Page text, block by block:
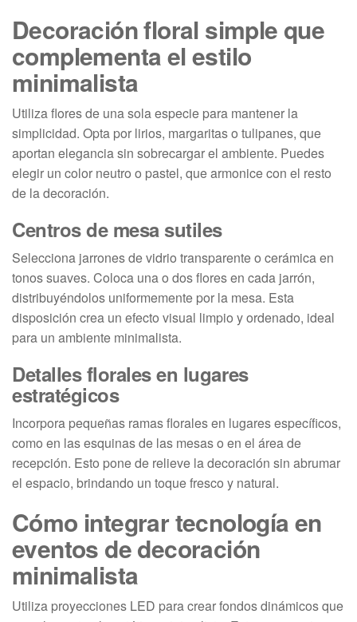
Decoración floral simple que
complementa el estilo
minimalista
Utiliza flores de una sola especie para mantener la
simplicidad. Opta por lirios, margaritas o tulipanes, que
aportan elegancia sin sobrecargar el ambiente. Puedes
elegir un color neutro o pastel, que armonice con el resto
de la decoración.
Centros de mesa sutiles
Selecciona jarrones de vidrio transparente o cerámica en
tonos suaves. Coloca una o dos flores en cada jarrón,
distribuyéndolos uniformemente por la mesa. Esta
disposición crea un efecto visual limpio y ordenado, ideal
para un ambiente minimalista.
Detalles florales en lugares
estratégicos
Incorpora pequeñas ramas florales en lugares específicos,
como en las esquinas de las mesas o en el área de
recepción. Esto pone de relieve la decoración sin abrumar
el espacio, brindando un toque fresco y natural.
Cómo integrar tecnología en
eventos de decoración
minimalista
Utiliza proyecciones LED para crear fondos dinámicos que